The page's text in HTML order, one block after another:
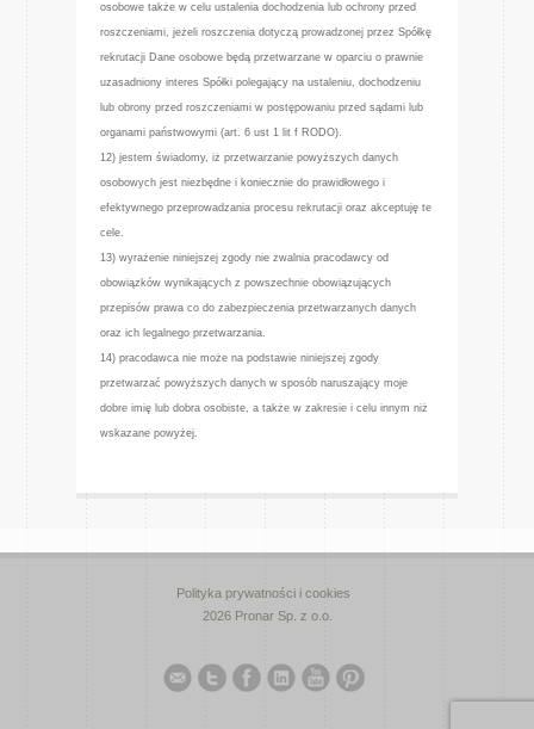
osobowe także w celu ustalenia dochodzenia lub ochrony przed
roszczeniami, jeżeli roszczenia dotyczą prowadzonej przez Spółkę
rekrutacji Dane osobowe będą przetwarzane w oparciu o prawnie
uzasadniony interes Spółki polegający na ustaleniu, dochodzeniu
lub obrony przed roszczeniami w postępowaniu przed sądami lub
organami państwowymi (art. 6 ust 1 lit f RODO).
12) jestem świadomy, iż przetwarzanie powyższych danych
osobowych jest niezbędne i koniecznie do prawidłowego i
efektywnego przeprowadzania procesu rekrutacji oraz akceptuję te
cele.
13) wyrażenie niniejszej zgody nie zwalnia pracodawcy od
obowiązków wynikających z powszechnie obowiązujących
przepisów prawa co do zabezpieczenia przetwarzanych danych
oraz ich legalnego przetwarzania.
14) pracodawca nie może na podstawie niniejszej zgody
przetwarzać powyższych danych w sposób naruszający moje
dobre imię lub dobra osobiste, a także w zakresie i celu innym niż
wskazane powyżej.
Polityka prywatności i cookies
2026 Pronar Sp. z o.o.